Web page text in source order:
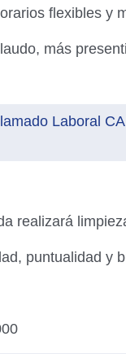
flexibles y
más
Laboral
realizará
puntualidad y